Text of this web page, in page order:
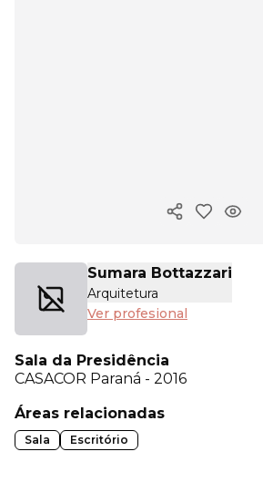
Copiar enlace
Sumara Bottazzari
Arquitetura
Ver profesional
Sala da Presidência
CASACOR Paraná - 2016
Áreas relacionadas
Sala Escritório